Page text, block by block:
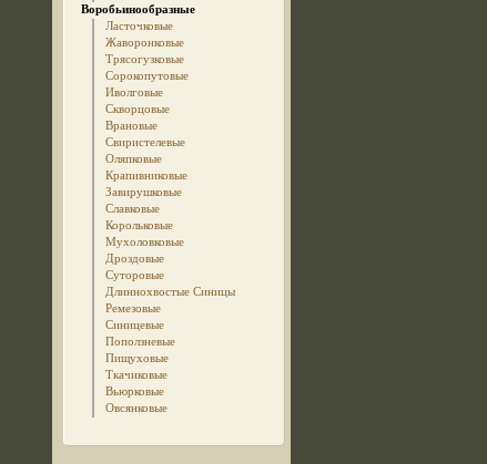
Воробьинообразные
Ласточковые
Жаворонковые
Трясогузковые
Сорокопутовые
Иволговые
Скворцовые
Врановые
Свиристелевые
Оляпковые
Крапивниковые
Завирушковые
Славковые
Корольковые
Мухоловковые
Дроздовые
Суторовые
Длиннохвостые Синицы
Ремезовые
Синицевые
Поползневые
Пищуховые
Ткачиковые
Вьюрковые
Овсянковые